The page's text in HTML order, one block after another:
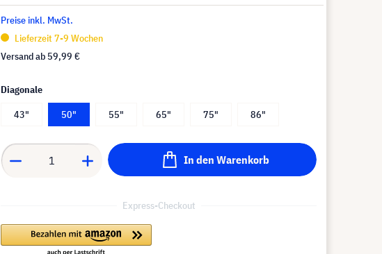
Preise inkl. MwSt.
Lieferzeit 7-9 Wochen
Versand ab 59,99 €
Diagonale
43"
50" 55" 65" 75" 86"
In den Warenkorb
Express-Checkout